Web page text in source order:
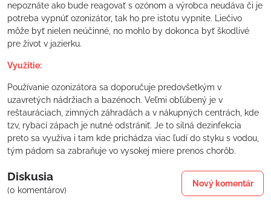
nepoznáte ako bude reagovať s ozónom a výrobca neudáva či je
potreba vypnúť ozonizátor, tak ho pre istotu vypnite. Liečivo
môže byť nielen neúčinné, no mohlo by dokonca byť škodlivé
pre život v jazierku.
Využitie:
Používanie ozonizátora sa doporučuje predovšetkým v
uzavretých nádržiach a bazénoch. Veľmi obľúbený je v
reštauráciach, zimných záhradách a v nákupných centrách, kde
tzv, rybací zápach je nutné odstrániť. Je to silná dezinfekcia
preto sa využíva i tam kde prichádza viac ľudí do styku s vodou,
tým pádom sa zabraňuje vo vysokej miere prenos chorôb.
Diskusia
(0 komentárov)
Nový komentár